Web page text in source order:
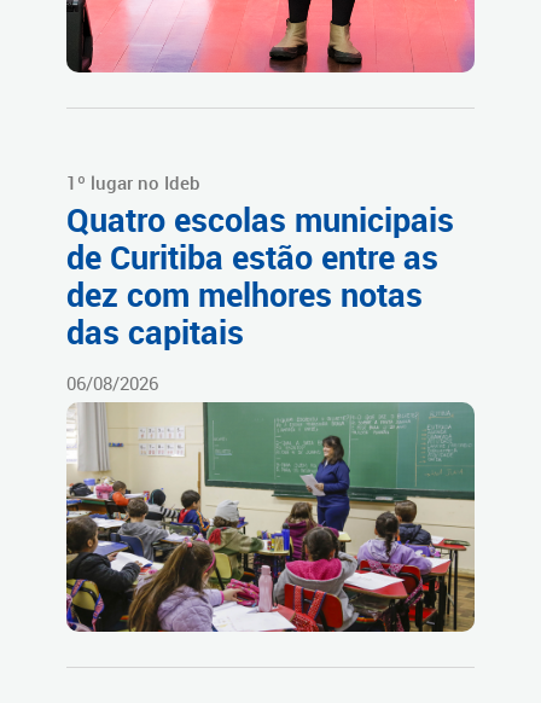
1º lugar no Ideb
Quatro escolas municipais
de Curitiba estão entre as
dez com melhores notas
das capitais
06/08/2026